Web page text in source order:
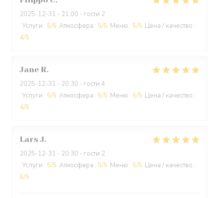
2025-12-31 - 21:00 - гости 2
Услуги : 5/5 Атмосфера : 5/5 Меню : 5/5 Цена / качество :
4/5
Jane R
2025-12-31 - 20:30 - гости 4
Услуги : 5/5 Атмосфера : 5/5 Меню : 5/5 Цена / качество :
4/5
Lars J
2025-12-31 - 20:30 - гости 2
Услуги : 5/5 Атмосфера : 5/5 Меню : 5/5 Цена / качество :
5/5